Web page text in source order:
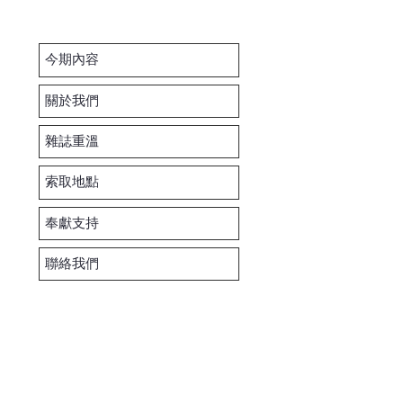
今期內容
關於我們
雜誌重溫
索取地點
奉獻支持
聯絡我們